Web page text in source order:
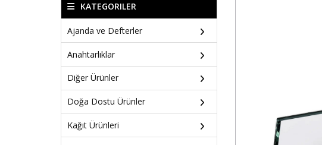
KATEGORILER
Ajanda ve Defterler
Anahtarlıklar
Diğer Ürünler
Doğa Dostu Ürünler
Kağıt Ürünleri